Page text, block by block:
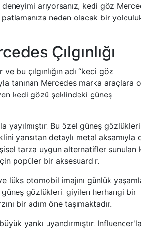
arıyorsanız, kedi göz
neden olacak bir
Çılgınlığı
bu çılgınlığın adı “kedi göz
tanınan Mercedes marka araçlara
kedi gözü şeklindeki güneş
yayılmıştır. Bu özel güneş gözlükleri,
yansıtan detaylı metal aksamıyla
tarza uygun alternatifler sunulan
popüler bir aksesuardır.
lüks otomobil imajını günlük
gözlükleri, giyilen herhangi bir
bir adım öne taşımaktadır.
yankı uyandırmıştır.